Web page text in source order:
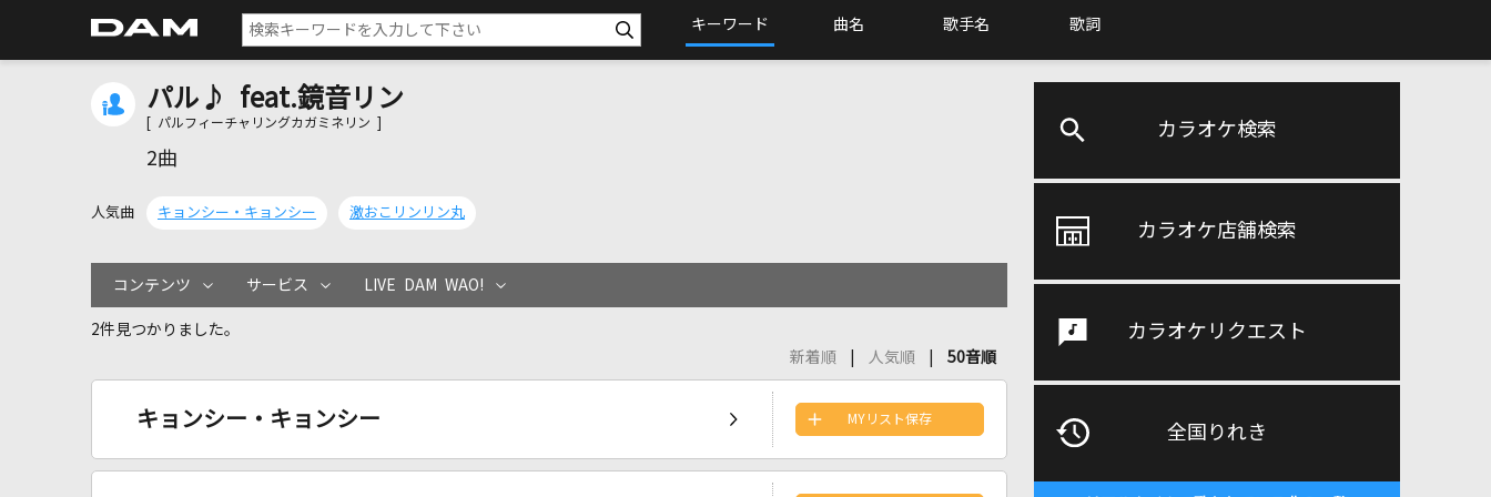
キーワード 曲名 歌手名 歌詞
カラオケ検索
カラオケ店舗検索
カラオケリクエスト
全国りれき
パル♪ feat.鏡音リン
[ パルフィーチャリングカガミネリン ]
2曲
人気曲 キョンシー・キョンシー 激おこリンリン丸
コンテンツ サービス LIVE DAM WAO!
2件見つかりました。
新着順
人気順 50音順
キョンシー・キョンシー MYリスト保存